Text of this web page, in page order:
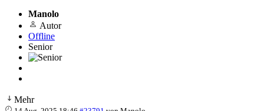
Manolo
Autor
Offline
Senior
Mehr